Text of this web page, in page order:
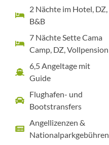
2 Nächte im Hotel, DZ,
B&B
7 Nächte Sette Cama
Camp, DZ, Vollpension
6,5 Angeltage mit
Guide
Flughafen- und
Bootstransfers
Angellizenzen &
Nationalparkgebühren